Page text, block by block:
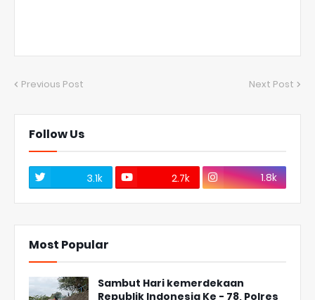
Previous Post Next Post
Follow Us
3.1k 2.7k 1.8k
Most Popular
Sambut Hari kemerdekaan
Republik Indonesia Ke - 78, Polres